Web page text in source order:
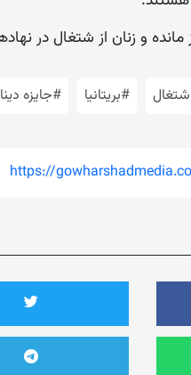
مانده و زنان از شتغال در
#بریتانیا #جایزه
https://